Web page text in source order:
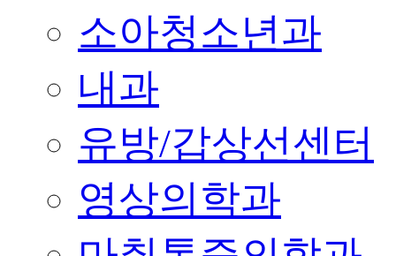
소아청소년과
내과
유방/갑상선센터
영상의학과